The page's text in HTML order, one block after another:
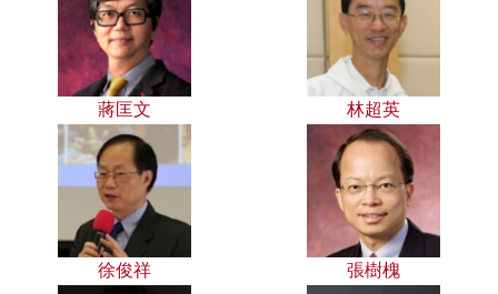
蔣匡文 林超英
徐俊祥 張樹槐